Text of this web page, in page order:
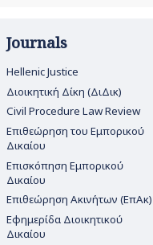
Journals
Hellenic Justice
Διοικητική Δίκη (ΔιΔικ)
Civil Procedure Law Review
Επιθεώρηση του Εμπορικού
Δικαίου
Επισκόπηση Εμπορικού
Δικαίου
Επιθεώρηση Ακινήτων (ΕπΑκ)
Εφημερίδα Διοικητικού
Δικαίου